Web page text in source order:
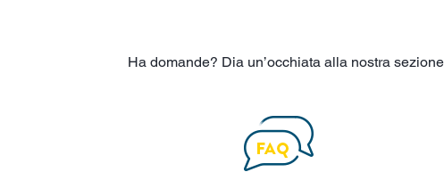
Ha domande? Dia un’occhiata alla nostra